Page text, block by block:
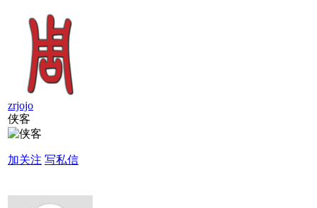
zrjojo
侠客
加关注 写私信